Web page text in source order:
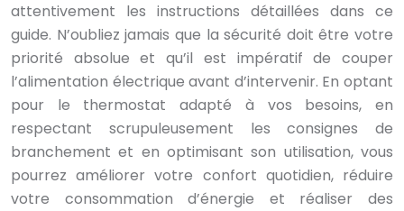
attentivement les instructions détaillées dans ce
guide. N’oubliez jamais que la sécurité doit être votre
priorité absolue et qu’il est impératif de couper
l’alimentation électrique avant d’intervenir. En optant
pour le thermostat adapté à vos besoins, en
respectant scrupuleusement les consignes de
branchement et en optimisant son utilisation, vous
pourrez améliorer votre confort quotidien, réduire
votre consommation d’énergie et réaliser des